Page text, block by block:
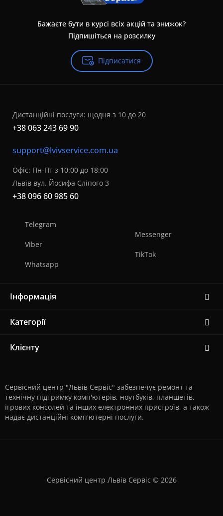
Бажаєте бути в курсі всіх акцій та знижок?
Підпишіться на розсилку
Підписатися
Дистанційні послуги: щодня з 10 до 20
+38 063 243 69 90
support@lvivservice.com.ua
Офіс: Пн-Пт з 10:00 до 18:00
Львів вул. Йосифа Сліпого 3
+38 096 60 985 60
Telegram
Viber
Whatsapp
Messenger
TikTok
Інформація
Категорії
Клієнту
Сервісний центр "Львів Сервіс" забезпечує ремонт та
технічну підтримку комп'ютерів, ноутбуків, планшетів,
ігрових консолей та інших електронних пристроїв, а також
надає дистанційні комп'ютерні послуги.
Сервісний центр Львів Сервіс © 2026